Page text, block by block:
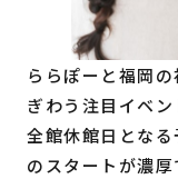
ららぽーと福岡
ぎわう注目イベ
全館休館日とな
のスタートが濃厚